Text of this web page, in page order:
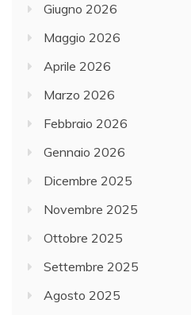
Giugno 2026
Maggio 2026
Aprile 2026
Marzo 2026
Febbraio 2026
Gennaio 2026
Dicembre 2025
Novembre 2025
Ottobre 2025
Settembre 2025
Agosto 2025